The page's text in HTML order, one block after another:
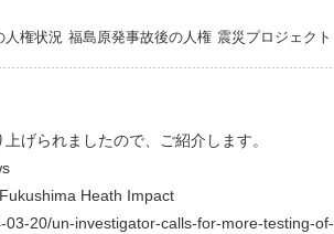
人権状況 福島原発事故後の人権 震災プロジェクト
げられましたので、ご紹介します。
Heath Impact
03-20/un-investigator-calls-for-more-testing-